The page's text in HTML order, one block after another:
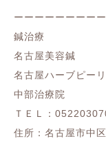
ーーーーーーーー
鍼治療
名古屋美容鍼
名古屋ハーブピー
中部治療院
ＴＥＬ：
住所：名古屋市中